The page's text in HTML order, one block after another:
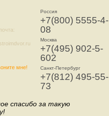
мне!
Россия
+7(800) 5555-4-
08
Москва
+7(495) 902-5-
602
Санкт-Петербург
+7(812) 495-55-
73
спасибо за такую